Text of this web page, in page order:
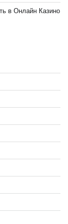
в Онлайн Казино